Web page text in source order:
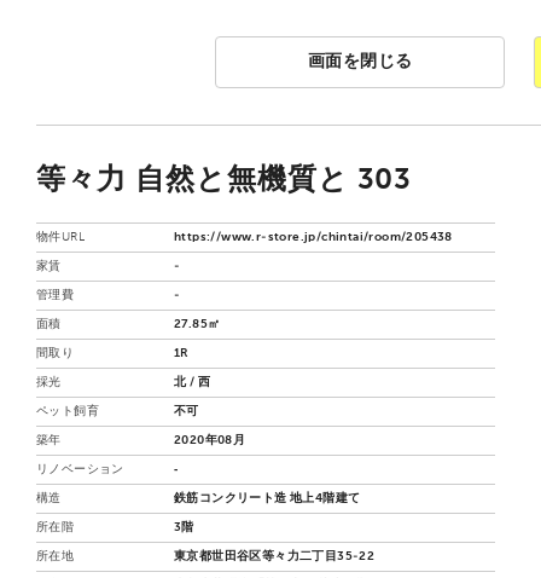
画面を閉じる
等々力 自然と無機質と 303
物件URL https://www.r-store.jp/chintai/room/205438
家賃 -
管理費 -
面積 27.85㎡
間取り 1R
採光 北 / 西
ペット飼育 不可
築年 2020年08月
リノベーション ‐
構造 鉄筋コンクリート造 地上4階建て
所在階 3階
所在地 東京都世田谷区等々力二丁目35-22